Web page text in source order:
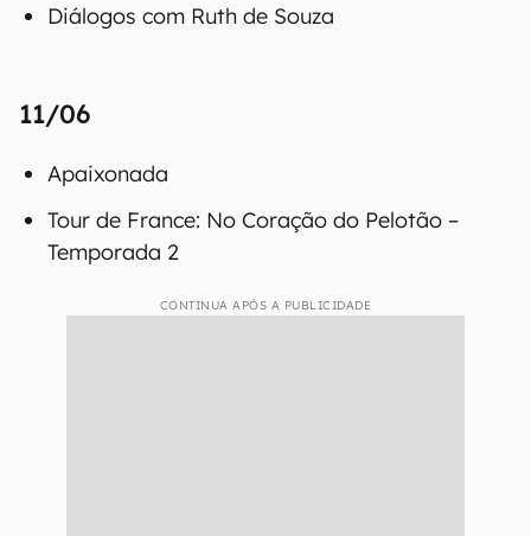
Diálogos com Ruth de Souza
11/06
Apaixonada
Tour de France: No Coração do Pelotão –
Temporada 2
CONTINUA APÓS A PUBLICIDADE